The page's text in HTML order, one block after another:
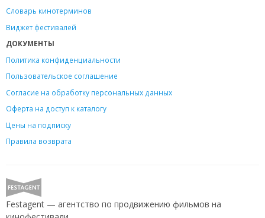
Словарь кинотерминов
Виджет фестивалей
ДОКУМЕНТЫ
Политика конфиденциальности
Пользовательское соглашение
Согласие на обработку персональных данных
Оферта на доступ к каталогу
Цены на подписку
Правила возврата
Festagent — агентство по продвижению фильмов на